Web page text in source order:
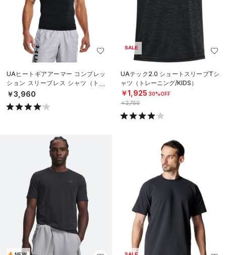
UAヒートギアアーマー コンプレッ
ション スリーブレス シャツ（トレ
ーニング/MEN）
￥3,960
SALE
UAテック2.0 ショートスリーブTシ
ャツ（トレーニング/KIDS）
￥1,925 30%OFF
￥2,750